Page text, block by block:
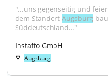
"...uns gegenseitig und
dem Standort Augsburg
Süddeutschland..."
Instaffo GmbH
Augsburg